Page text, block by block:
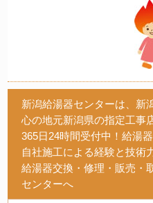
新潟給湯器センターは、新
心の地元新潟県の指定工事
365日24時間受付中！給湯
自社施工による経験と技術
給湯器交換・修理・販売・
センターへ